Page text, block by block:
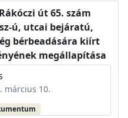
út 65. szám
ú, utcai bejáratú,
bérbeadására kiírt
megállapítása
március 10.